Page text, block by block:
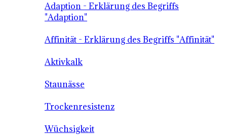
Adaption - Erklärung des Begriffs
"Adaption"
Affinität - Erklärung des Begriffs "Affinität"
Aktivkalk
Staunässe
Trockenresistenz
Wüchsigkeit